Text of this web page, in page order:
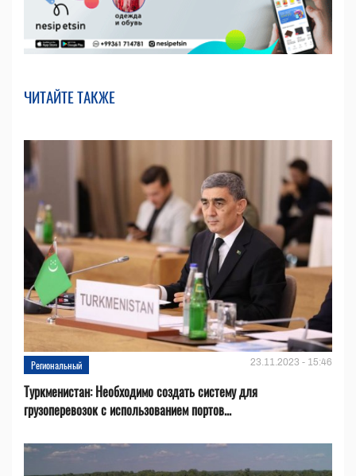
ЧИТАЙТЕ ТАКЖЕ
Региональный 23.11.2023 - 15:46
Туркменистан: Необходимо создать систему для
грузоперевозок с использованием портов...